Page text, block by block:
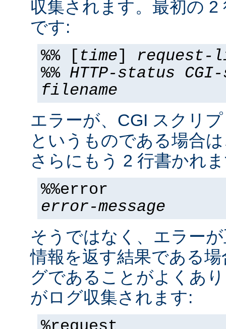
収集されます。最初の 2
です:
%% [ time] request-
%% HTTP-status
filename
エラーが、CGI スクリ
というものである場合
さらにもう 2 行書かれ
%%error
error-message
そうではなく、エラー
情報を返す結果である
グであることがよくあ
がログ収集されます: